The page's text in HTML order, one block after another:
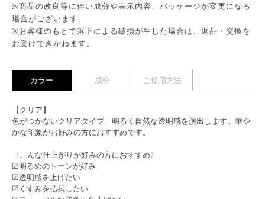
※商品の改良等に伴い成分や表示内容、パッケージが変更になる
場合がございます。
※お客様のもとで落下による破損が生じた場合は、返品・交換を
お受けできかねます。
カラー 成分 ご使用方法
【クリア】
色がつかないクリアタイプ。明るく自然な透明感を演出します。華や
かな印象がお好みの方におすすめです。
〈こんな仕上がりが好みの方におすすめ〉
☑明るめのトーンが好み
☑透明感を上げたい
☑くすみを払拭したい